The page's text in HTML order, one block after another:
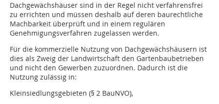
Dachgewächshäuser sind in der Regel nicht verfahrensfrei
zu errichten und müssen deshalb auf deren baurechtliche
Machbarkeit überprüft und in einem regulären
Genehmigungsverfahren zugelassen werden.
Für die kommerzielle Nutzung von Dachgewächshäusern ist
dies als Zweig der Landwirtschaft den Gartenbaubetrieben
und nicht den Gewerben zuzuordnen. Dadurch ist die
Nutzung zulässig in:
Kleinsiedlungsgebieten (§ 2 BauNVO),